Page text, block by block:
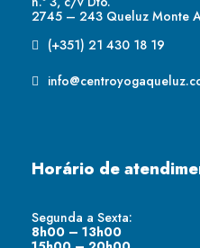
2745 – 243 Queluz Monte
(+351) 21 430 18 19
Horário de
Segunda a Sexta:
8h00 – 13h00